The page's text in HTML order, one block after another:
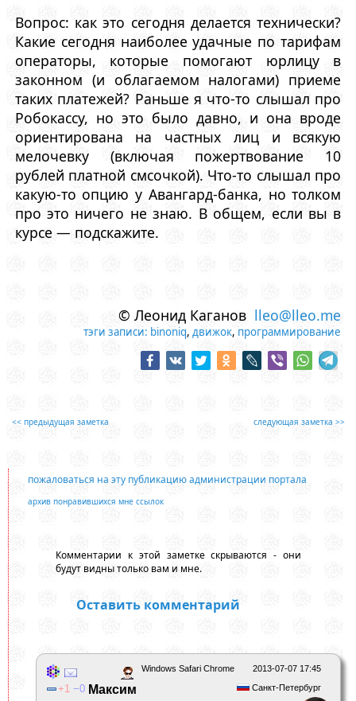
Вопрос: как это сегодня делается технически?
Какие сегодня наиболее удачные по тарифам
операторы, которые помогают юрлицу в
законном (и облагаемом налогами) приеме
таких платежей? Раньше я что-то слышал про
Робокассу, но это было давно, и она вроде
ориентирована на частных лиц и всякую
мелочевку (включая пожертвование 10
рублей платной смсочкой). Что-то слышал про
какую-то опцию у Авангард-банка, но толком
про это ничего не знаю. В общем, если вы в
курсе — подскажите.
© Леонид Каганов lleo@lleo.me
тэги записи: binoniq,движок, программирование
<< предыдущая заметка следующая заметка >>
пожаловаться на эту публикацию администрации портала
архив понравившихся мне ссылок
Комментарии к этой заметке скрываются - они
будут видны только вам и мне.
Оставить комментарий
2013-07-07 17:45
Windows Safari Chrome
Санкт-Петербург
1 0 Максим